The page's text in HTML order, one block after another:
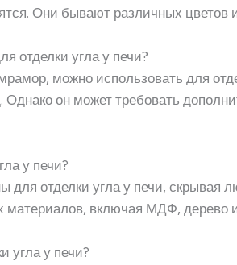
Они бывают различных цветов
отделки угла у печи?
можно использовать для
он может требовать
у печи?
для отделки угла у печи, скрывая
включая МДФ, дерево
угла у печи?